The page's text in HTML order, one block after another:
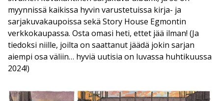
myynnissä kaikissa hyvin varustetuissa kirja- ja
sarjakuvakaupoissa sekä Story House Egmontin
verkkokaupassa. Osta omasi heti, ettet jää ilman! (Ja
tiedoksi niille, joilta on saattanut jäädä jokin sarjan
aiempi osa väliin… hyviä uutisia on luvassa huhtikuussa
2024!)